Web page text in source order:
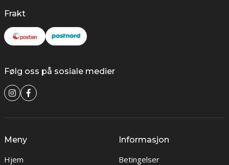
Frakt
Følg oss på sosiale medier
Meny
Hjem
Informasjon
Betingelser